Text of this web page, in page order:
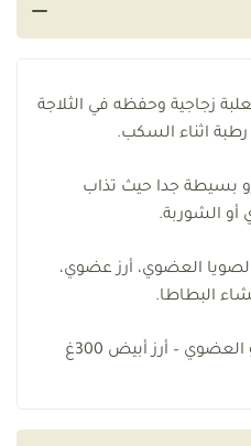
زجاجية وحفظه في الثلاجة
اثناء السكب.
بسيطة جدا حيث تذاب
الشوربة.
العضوي، أرز عضوي،
البطاطا.
– أرز أبيض 300غ